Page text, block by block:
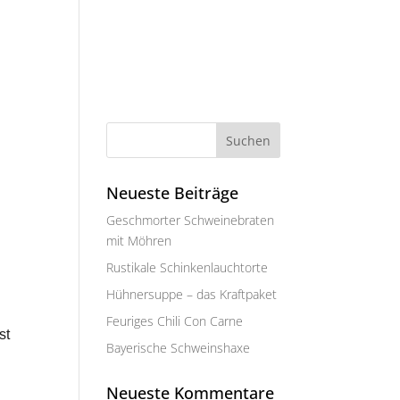
Neueste Beiträge
Geschmorter Schweinebraten
mit Möhren
Rustikale Schinkenlauchtorte
Hühnersuppe – das Kraftpaket
Feuriges Chili Con Carne
Bayerische Schweinshaxe
Neueste Kommentare